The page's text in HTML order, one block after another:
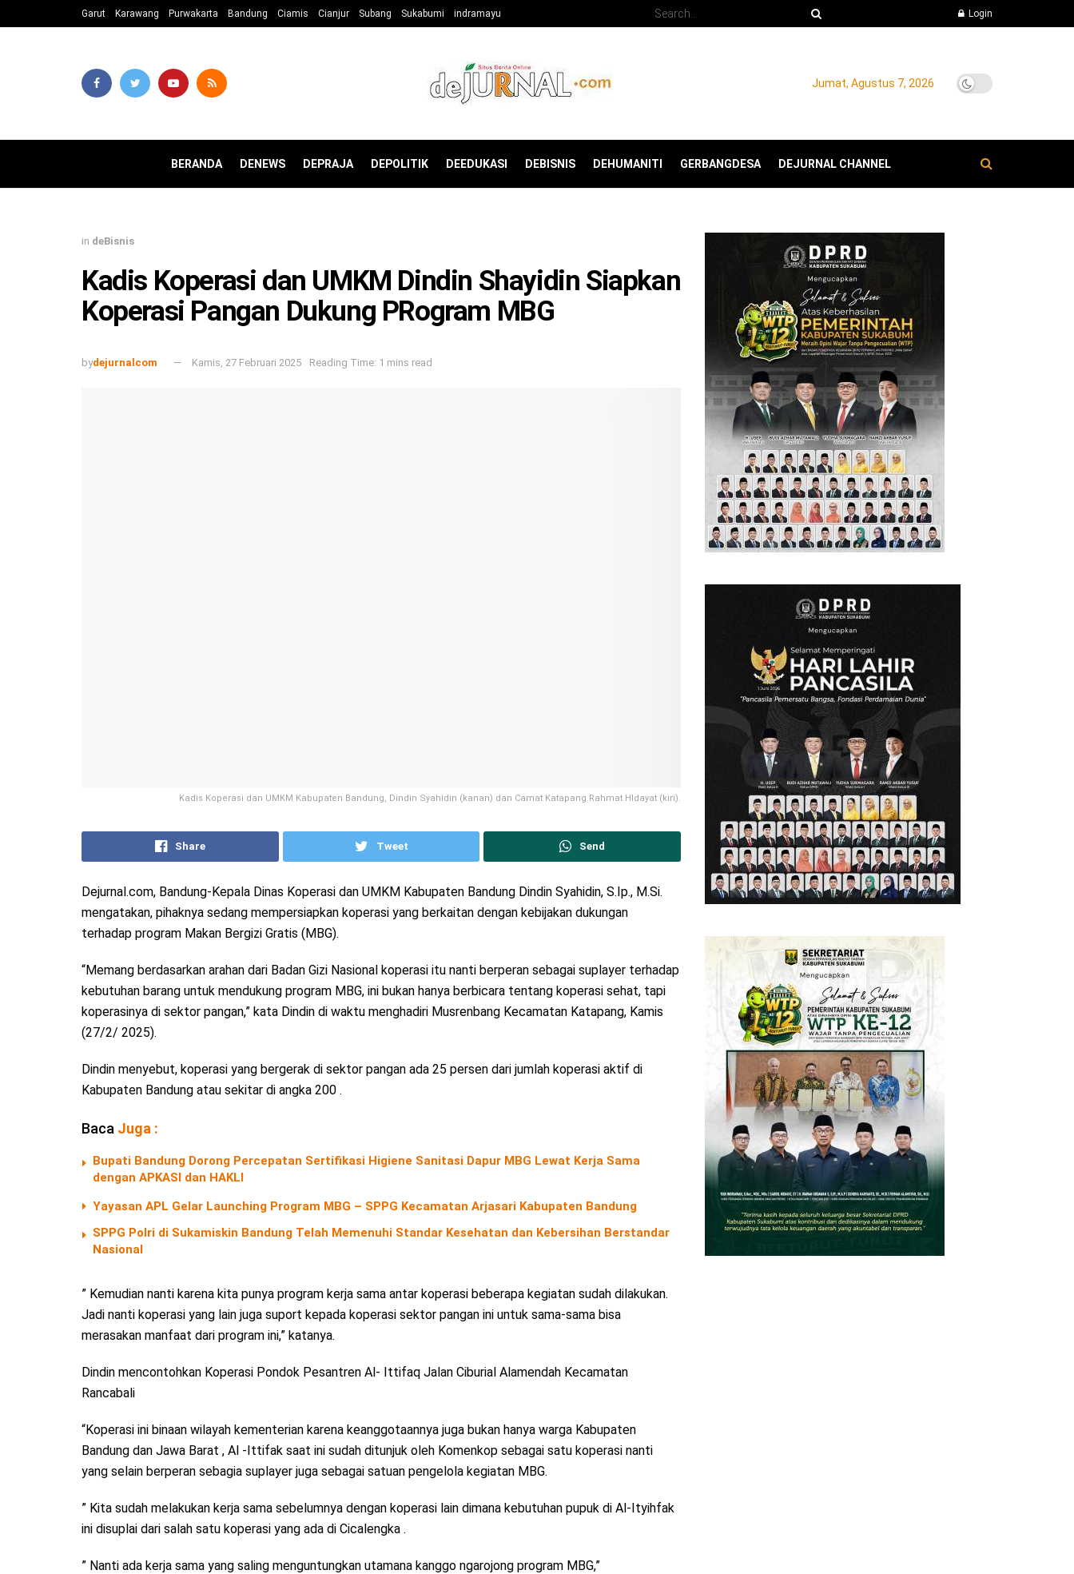
Garut Karawang Purwakarta Bandung Ciamis Cianjur Subang Sukabumi indramayu Login
Jumat, Agustus 7, 2026
BERANDA DENEWS DEPRAJA DEPOLITIK DEEDUKASI DEBISNIS DEHUMANITI GERBANGDESA DEJURNAL CHANNEL
in deBisnis
Kadis Koperasi dan UMKM Dindin Shayidin Siapkan
Koperasi Pangan Dukung PRogram MBG
bydejurnalcom Kamis, 27 Februari 2025 Reading Time: 1 mins read
Kadis Koperasi dan UMKM Kabupaten Bandung, Dindin Syahidin (kanan) dan Camat Katapang Rahmat HIdayat (kiri).
Share Tweet Send
Dejurnal.com, Bandung-Kepala Dinas Koperasi dan UMKM Kabupaten Bandung Dindin Syahidin, S.Ip., M.Si.
mengatakan, pihaknya sedang mempersiapkan koperasi yang berkaitan dengan kebijakan dukungan
terhadap program Makan Bergizi Gratis (MBG).
“Memang berdasarkan arahan dari Badan Gizi Nasional koperasi itu nanti berperan sebagai suplayer terhadap
kebutuhan barang untuk mendukung program MBG, ini bukan hanya berbicara tentang koperasi sehat, tapi
koperasinya di sektor pangan,” kata Dindin di waktu menghadiri Musrenbang Kecamatan Katapang, Kamis
(27/2/ 2025).
Dindin menyebut, koperasi yang bergerak di sektor pangan ada 25 persen dari jumlah koperasi aktif di
Kabupaten Bandung atau sekitar di angka 200 .
Baca Juga :
Bupati Bandung Dorong Percepatan Sertifikasi Higiene Sanitasi Dapur MBG Lewat Kerja Sama
dengan APKASI dan HAKLI
Yayasan APL Gelar Launching Program MBG – SPPG Kecamatan Arjasari Kabupaten Bandung
SPPG Polri di Sukamiskin Bandung Telah Memenuhi Standar Kesehatan dan Kebersihan Berstandar
Nasional
” Kemudian nanti karena kita punya program kerja sama antar koperasi beberapa kegiatan sudah dilakukan.
Jadi nanti koperasi yang lain juga suport kepada koperasi sektor pangan ini untuk sama-sama bisa
merasakan manfaat dari program ini,” katanya.
Dindin mencontohkan Koperasi Pondok Pesantren Al- Ittifaq Jalan Ciburial Alamendah Kecamatan
Rancabali
“Koperasi ini binaan wilayah kementerian karena keanggotaannya juga bukan hanya warga Kabupaten
Bandung dan Jawa Barat , Al -Ittifak saat ini sudah ditunjuk oleh Komenkop sebagai satu koperasi nanti
yang selain berperan sebagia suplayer juga sebagai satuan pengelola kegiatan MBG.
” Kita sudah melakukan kerja sama sebelumnya dengan koperasi lain dimana kebutuhan pupuk di Al-Ityihfak
ini disuplai dari salah satu koperasi yang ada di Cicalengka .
” Nanti ada kerja sama yang saling menguntungkan utamana kanggo ngarojong program MBG,”